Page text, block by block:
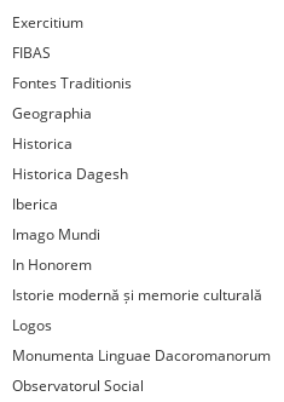
Exercitium
FIBAS
Fontes Traditionis
Geographia
Historica
Historica Dagesh
Iberica
Imago Mundi
In Honorem
Istorie modernă și memorie culturală
Logos
Monumenta Linguae Dacoromanorum
Observatorul Social